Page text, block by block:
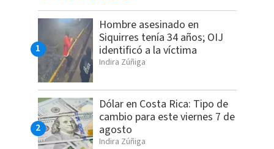
Hombre asesinado en
Siquirres tenía 34 años; OIJ
identificó a la víctima
Indira Zúñiga
Dólar en Costa Rica: Tipo de
cambio para este viernes 7 de
agosto
Indira Zúñiga